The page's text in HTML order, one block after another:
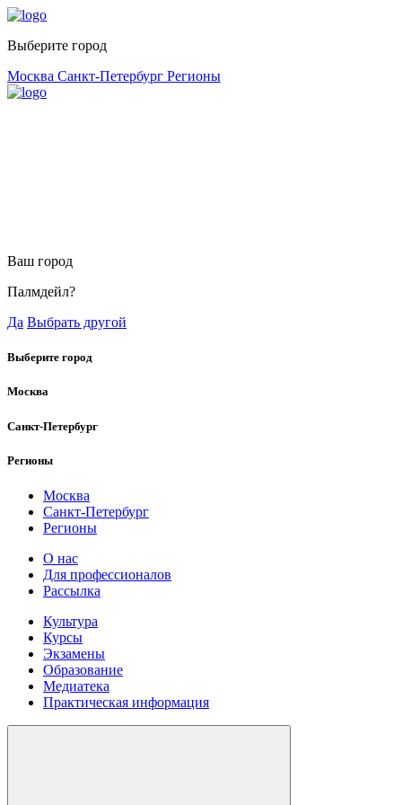
Выберите город
Москва Санкт-Петербург Регионы
Ваш город
Палмдейл?
Да Выбрать другой
Выберите город
Москва
Санкт-Петербург
Регионы
Москва
Санкт-Петербург
Регионы
О нас
Для профессионалов
Рассылка
Культура
Курсы
Экзамены
Образование
Медиатека
Практическая информация